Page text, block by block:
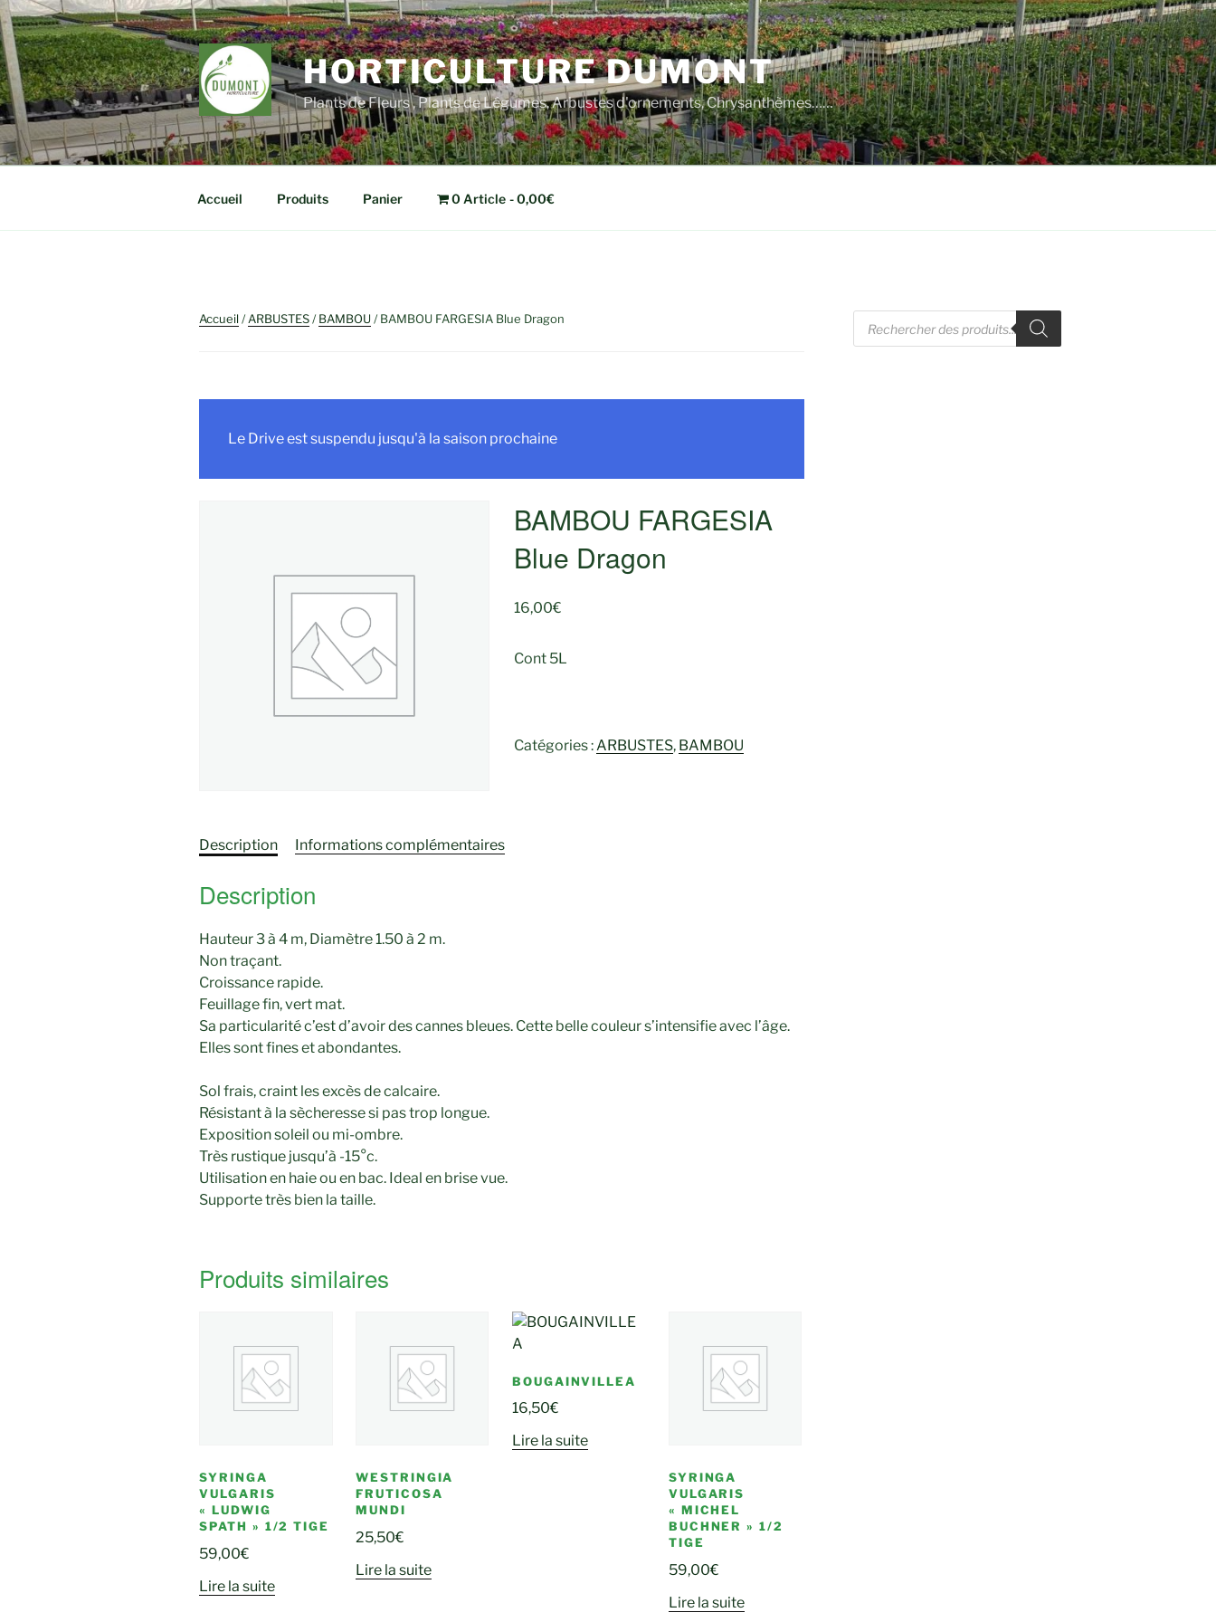
Aller
au
contenu
principal
HORTICULTURE DUMONT
Plants de Fleurs , Plants de Légumes, Arbustes d'ornements, Chrysanthèmes……
Accueil Produits Panier 0 Article 0,00€
Accueil/ARBUSTES/BAMBOU / BAMBOU FARGESIA Blue Dragon
Le Drive est suspendu jusqu'à la saison prochaine
BAMBOU FARGESIA
Blue Dragon
16,00€
Cont 5L
Catégories : ARBUSTES, BAMBOU
Description Informations complémentaires
Description
Hauteur 3 à 4 m, Diamètre 1.50 à 2 m.
Non traçant.
Croissance rapide.
Feuillage fin, vert mat.
Sa particularité c’est d’avoir des cannes bleues. Cette belle couleur s’intensifie avec l’âge.
Elles sont fines et abondantes.
Sol frais, craint les excès de calcaire.
Résistant à la sècheresse si pas trop longue.
Exposition soleil ou mi-ombre.
Très rustique jusqu’à -15°c.
Utilisation en haie ou en bac. Ideal en brise vue.
Supporte très bien la taille.
Produits similaires
SYRINGA
VULGARIS
« LUDWIG
SPATH » 1/2 TIGE
59,00€
Lire la suite
WESTRINGIA
FRUTICOSA
MUNDI
25,50€
Lire la suite
BOUGAINVILLEA
16,50€
Lire la suite
SYRINGA
VULGARIS
« MICHEL
BUCHNER » 1/2
TIGE
59,00€
Lire la suite
Recherche